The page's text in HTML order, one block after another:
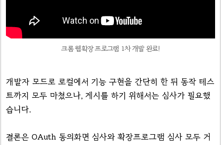
크롬 웹확장 프로그램 1차 개발 완료!
개발자 모드로 로컬에서 기능 구현을 간단히 한 뒤 동작 테스
트까지 모두 마쳤으나, 게시를 하기 위해서는 심사가 필요했
습니다.
결론은 OAuth 동의화면 심사와 확장프로그램 심사 모두 거